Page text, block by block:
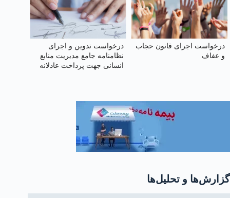
درخواست اجرای قانون حجاب
و عفاف
درخواست تدوین و اجرای
نظامنامه جامع مدیریت منابع
انسانی جهت پرداخت عادلانه
گزارش‌ها و تحلیل‌ها